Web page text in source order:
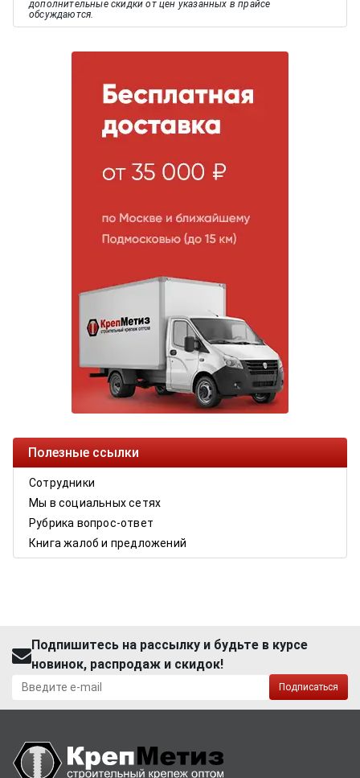
дополнительные скидки от цен указанных в прайсе
обсуждаются.
Полезные ссылки
Сотрудники
Мы в социальных сетях
Рубрика вопрос-ответ
Книга жалоб и предложений
Подпишитесь на рассылку и будьте в курсе
новинок, распродаж и скидок!
Подписаться